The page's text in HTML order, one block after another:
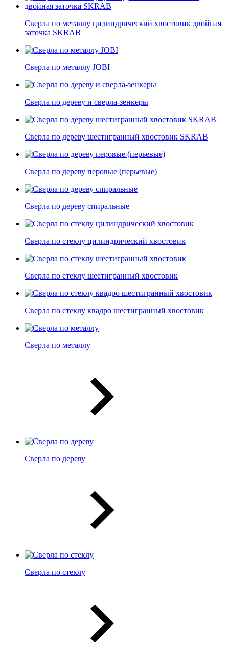
Сверла по металлу цилиндрический хвостовик двойная
заточка SKRAB
Сверла по металлу JOBI
Сверла по дереву и сверла-зенкеры
Сверла по дереву шестигранный хвостовик SKRAB
Сверла по дереву перовые (перьевые)
Сверла по дереву спиральные
Сверла по стеклу цилиндрический хвостовик
Сверла по стеклу шестигранный хвостовик
Сверла по стеклу квадро шестигранный хвостовик
Сверла по металлу
Сверла по дереву
Сверла по стеклу